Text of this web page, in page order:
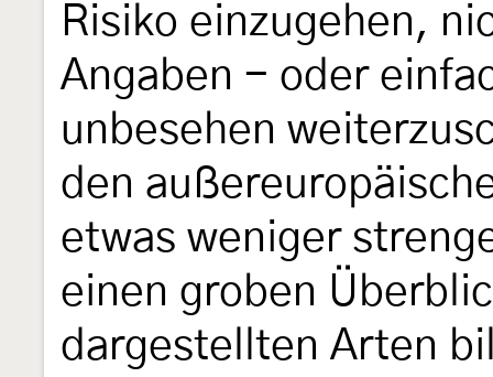
Risiko einzugehen,
Angaben - oder
unbesehen
den
etwas weniger
einen groben
dargestellten Arten